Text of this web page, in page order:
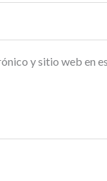
y sitio web en